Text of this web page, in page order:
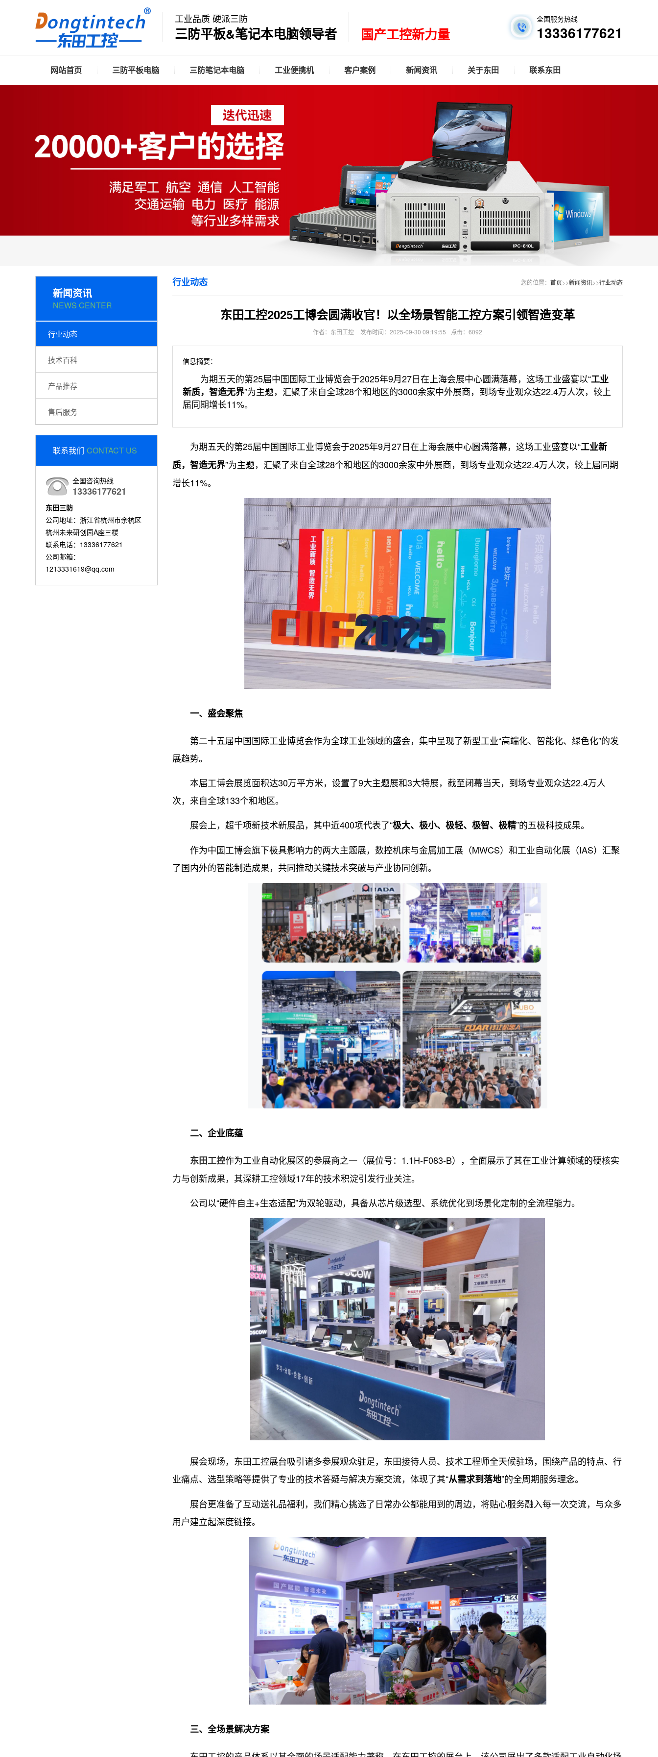
工业品质 硬派三防
三防平板&笔记本电脑领导者 国产工控新力量
全国服务热线
13336177621
网站首页 三防平板电脑 三防笔记本电脑 工业便携机 客户案例 新闻资讯 关于东田 联系东田
新闻资讯
NEWS CENTER
行业动态
技术百科
产品推荐
售后服务
联系我们 CONTACT US
全国咨询热线
13336177621
东田三防
公司地址：浙江省杭州市余杭区
杭州未来研创园A座三楼
联系电话：13336177621
公司邮箱：
1213331619@qq.com
您的位置： 首页>>新闻资讯>>行业动态
行业动态
东田工控2025工博会圆满收官！以全场景智能工控方案引领智造变革
作者：东田工控 发布时间：2025-09-30 09:19:55 点击：6092
信息摘要：
为期五天的第25届中国国际工业博览会于2025年9月27日在上海会展中心圆满落幕，这场工业盛宴以“工业
新质，智造无界”为主题，汇聚了来自全球28个和地区的3000余家中外展商，到场专业观众达22.4万人次，较上
届同期增长11%。
为期五天的第25届中国国际工业博览会于2025年9月27日在上海会展中心圆满落幕，这场工业盛宴以“工业新
质，智造无界”为主题，汇聚了来自全球28个和地区的3000余家中外展商，到场专业观众达22.4万人次，较上届同期
增长11%。
一、盛会聚焦
第二十五届中国国际工业博览会作为全球工业领域的盛会，集中呈现了新型工业“高端化、智能化、绿色化”的发
展趋势。
本届工博会展览面积达30万平方米，设置了9大主题展和3大特展，截至闭幕当天，到场专业观众达22.4万人
次，来自全球133个和地区。
展会上，超千项新技术新展品，其中近400项代表了“极大、极小、极轻、极智、极精”的五极科技成果。
作为中国工博会旗下极具影响力的两大主题展，数控机床与金属加工展（MWCS）和工业自动化展（IAS）汇聚
了国内外的智能制造成果，共同推动关键技术突破与产业协同创新。
二、企业底蕴
东田工控作为工业自动化展区的参展商之一（展位号：1.1H-F083-B），全面展示了其在工业计算领域的硬核实
力与创新成果，其深耕工控领域17年的技术积淀引发行业关注。
公司以“硬件自主+生态适配”为双轮驱动，具备从芯片级选型、系统优化到场景化定制的全流程能力。
展会现场，东田工控展台吸引诸多参展观众驻足，东田接待人员、技术工程师全天候驻场，围绕产品的特点、行
业痛点、选型策略等提供了专业的技术答疑与解决方案交流，体现了其“从需求到落地”的全周期服务理念。
展台更准备了互动送礼品福利，我们精心挑选了日常办公都能用到的周边，将贴心服务融入每一次交流，与众多
用户建立起深度链接。
三、全场景解决方案